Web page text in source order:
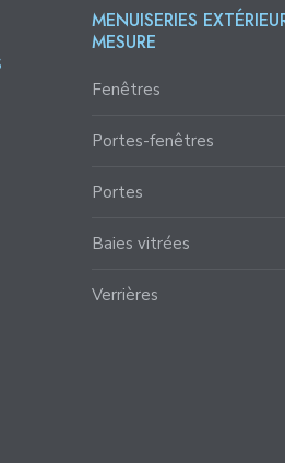
MENUISERIES
MESURE
Fenêtres
Portes-fenêtres
Portes
Baies vitrées
Verrières